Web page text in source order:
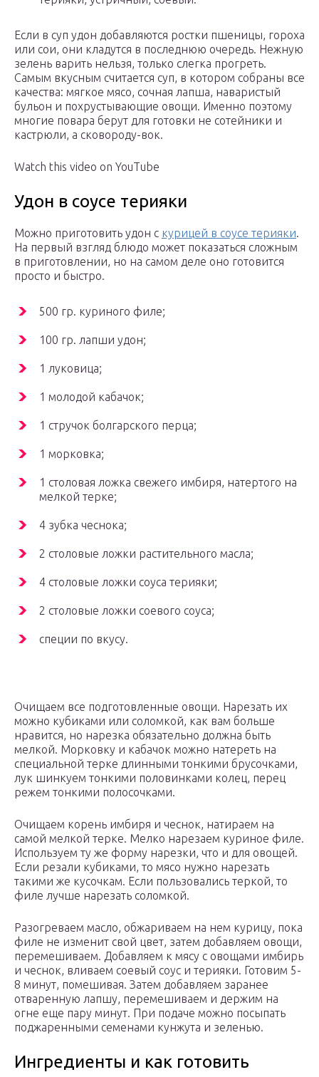
Если в суп удон добавляются ростки пшеницы, гороха
или сои, они кладутся в последнюю очередь. Нежную
зелень варить нельзя, только слегка прогреть.
Самым вкусным считается суп, в котором собраны все
качества: мягкое мясо, сочная лапша, наваристый
бульон и похрустывающие овощи. Именно поэтому
многие повара берут для готовки не сотейники и
кастрюли, а сковороду-вок.
Watch this video on YouTube
Удон в соусе терияки
Можно приготовить удон с курицей в соусе терияки.
На первый взгляд блюдо может показаться сложным
в приготовлении, но на самом деле оно готовится
просто и быстро.
500 гр. куриного филе;
100 гр. лапши удон;
1 луковица;
1 молодой кабачок;
1 стручок болгарского перца;
1 морковка;
1 столовая ложка свежего имбиря, натертого на
мелкой терке;
4 зубка чеснока;
2 столовые ложки растительного масла;
4 столовые ложки соуса терияки;
2 столовые ложки соевого соуса;
специи по вкусу.
Очищаем все подготовленные овощи. Нарезать их
можно кубиками или соломкой, как вам больше
нравится, но нарезка обязательно должна быть
мелкой. Морковку и кабачок можно натереть на
специальной терке длинными тонкими брусочками,
лук шинкуем тонкими половинками колец, перец
режем тонкими полосочками.
Очищаем корень имбиря и чеснок, натираем на
самой мелкой терке. Мелко нарезаем куриное филе.
Используем ту же форму нарезки, что и для овощей.
Если резали кубиками, то мясо нужно нарезать
такими же кусочкам. Если пользовались теркой, то
филе лучше нарезать соломкой.
Разогреваем масло, обжариваем на нем курицу, пока
филе не изменит свой цвет, затем добавляем овощи,
перемешиваем. Добавляем к мясу с овощами имбирь
и чеснок, вливаем соевый соус и терияки. Готовим 5-
8 минут, помешивая. Затем добавляем заранее
отваренную лапшу, перемешиваем и держим на
огне еще пару минут. При подаче можно посыпать
поджаренными семенами кунжута и зеленью.
Ингредиенты и как готовить